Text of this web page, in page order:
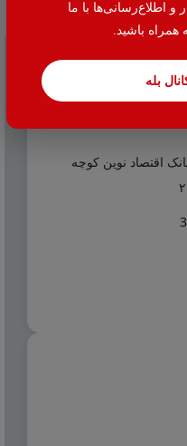
و اطلاع‌رسانی‌ها با ما
همراه باشید.
بله
اقتصاد نوین کوچه